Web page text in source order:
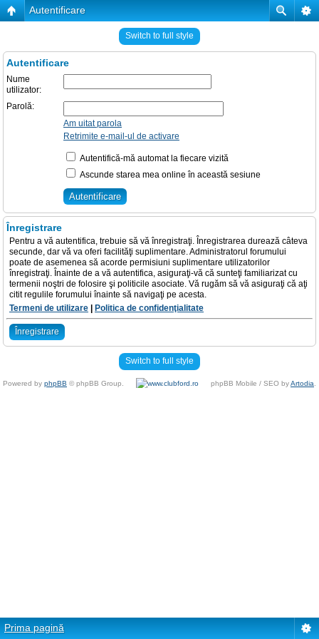
Autentificare
Switch to full style
Autentificare
Nume
utilizator:
Parolă:
Am uitat parola
Retrimite e-mail-ul de activare
Autentifică-mă automat la fiecare vizită
Ascunde starea mea online în această sesiune
Înregistrare
Pentru a vă autentifica, trebuie să vă înregistraţi. Înregistrarea durează câteva
secunde, dar vă va oferi facilităţi suplimentare. Administratorul forumului
poate de asemenea să acorde permisiuni suplimentare utilizatorilor
înregistraţi. Înainte de a vă autentifica, asiguraţi-vă că sunteţi familiarizat cu
termenii noştri de folosire şi politicile asociate. Vă rugăm să vă asiguraţi că aţi
citit regulile forumului înainte să navigaţi pe acesta.
Termeni de utilizare
Politica de confidenţialitate
Înregistrare
Switch to full style
Powered by phpBB © phpBB Group. phpBB Mobile / SEO byArtodia
Prima pagină